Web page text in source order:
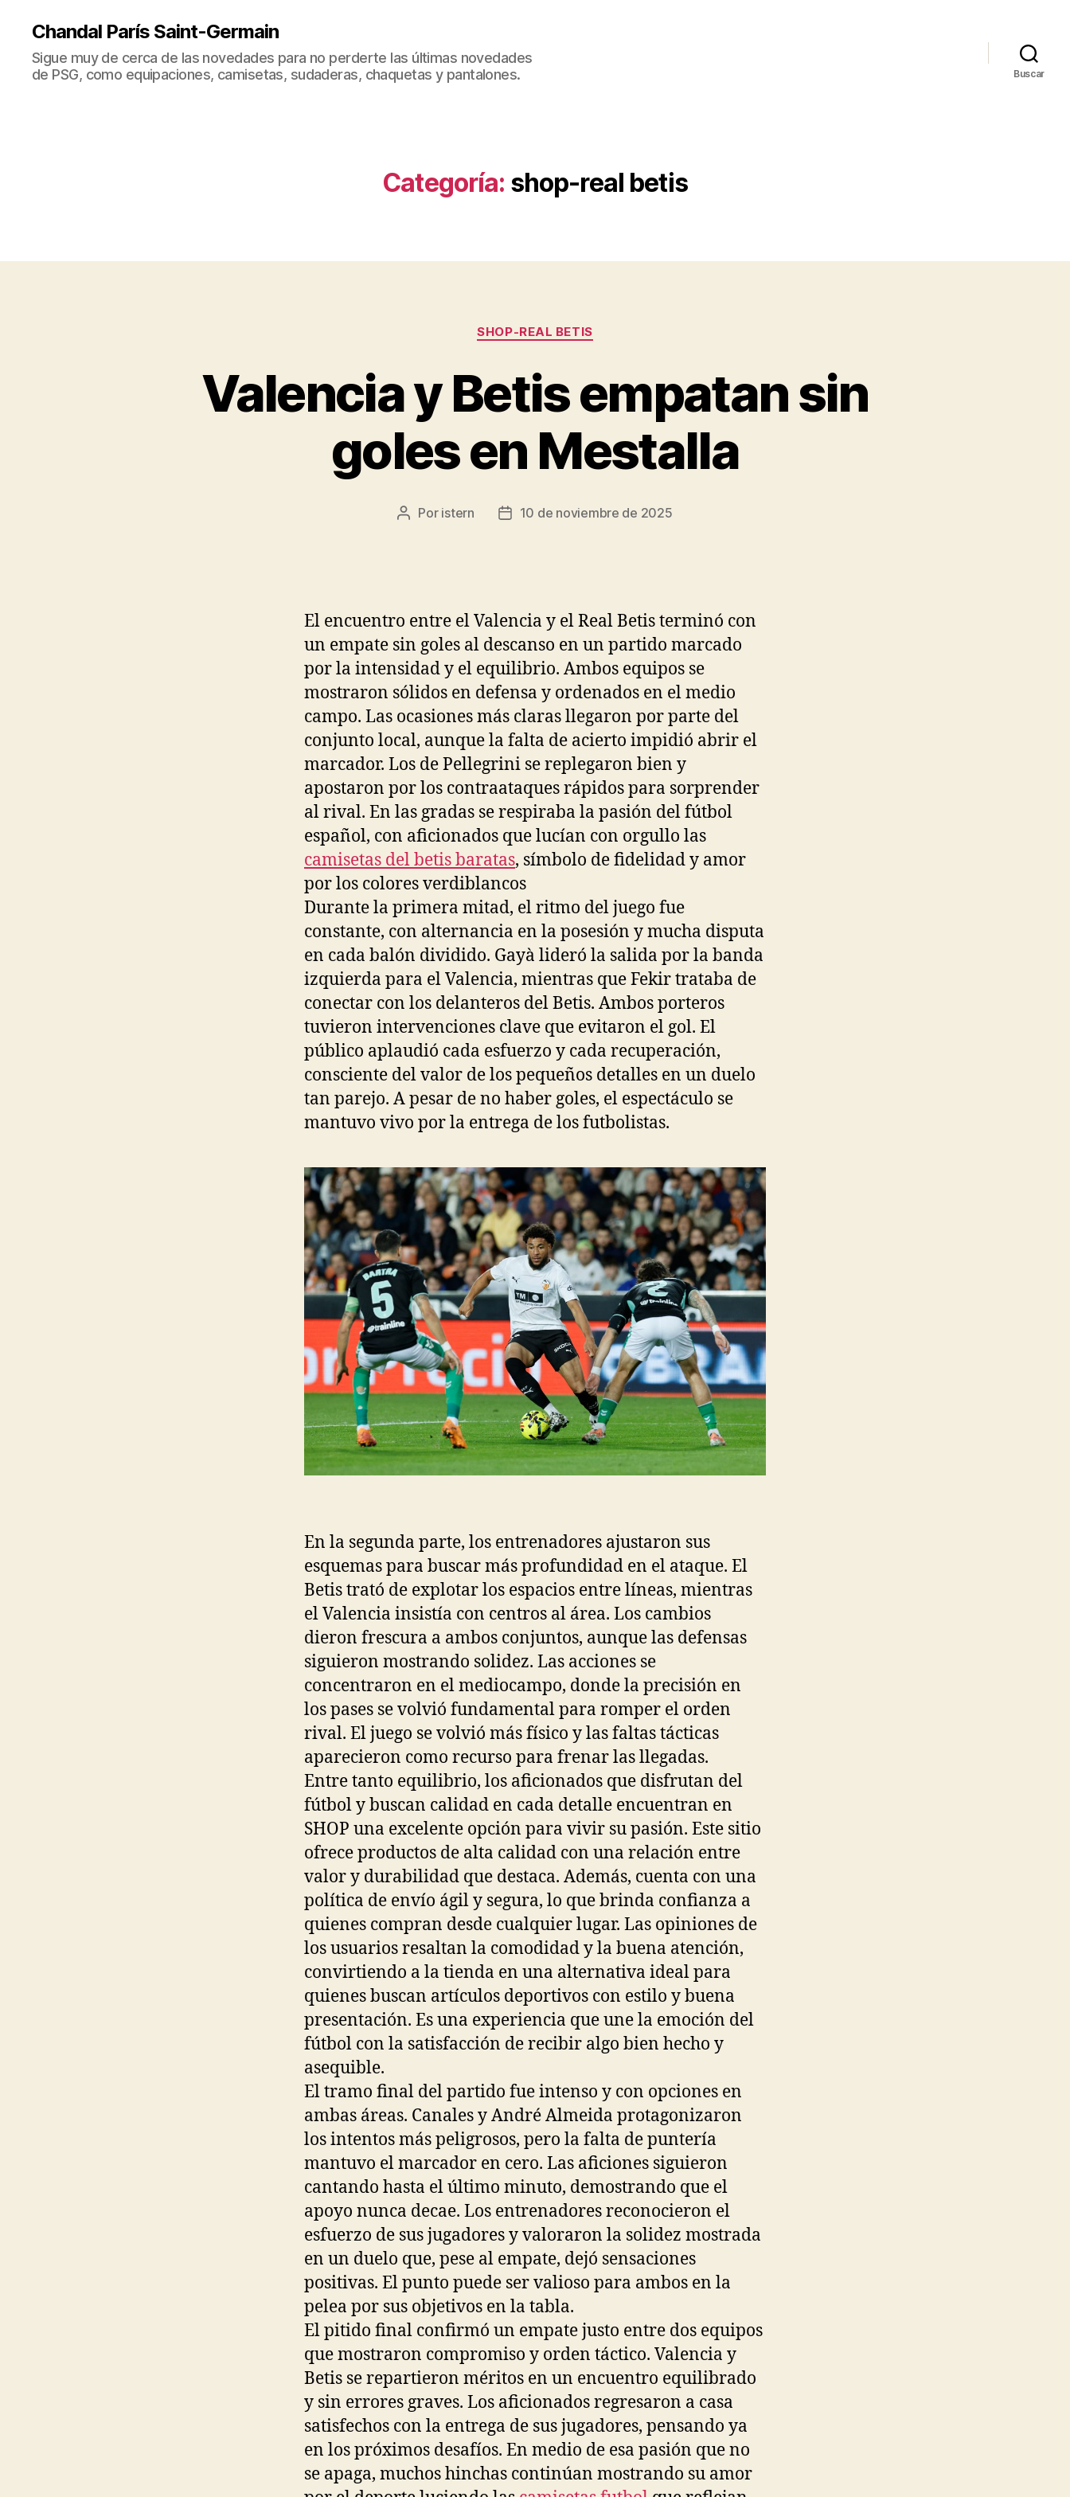
Chandal París Saint-Germain
Sigue muy de cerca de las novedades para no perderte las últimas novedades
de PSG, como equipaciones, camisetas, sudaderas, chaquetas y pantalones.
Buscar
Categoría: shop-real betis
Categorías
SHOP-REAL BETIS
Valencia y Betis empatan sin
goles en Mestalla
Autor
Por istern
Fecha10 de noviembre de 2025
El encuentro entre el Valencia y el Real Betis terminó con
un empate sin goles al descanso en un partido marcado
por la intensidad y el equilibrio. Ambos equipos se
mostraron sólidos en defensa y ordenados en el medio
campo. Las ocasiones más claras llegaron por parte del
conjunto local, aunque la falta de acierto impidió abrir el
marcador. Los de Pellegrini se replegaron bien y
apostaron por los contraataques rápidos para sorprender
al rival. En las gradas se respiraba la pasión del fútbol
español, con aficionados que lucían con orgullo las
camisetas del betis baratas, símbolo de fidelidad y amor
por los colores verdiblancos
Durante la primera mitad, el ritmo del juego fue
constante, con alternancia en la posesión y mucha disputa
en cada balón dividido. Gayà lideró la salida por la banda
izquierda para el Valencia, mientras que Fekir trataba de
conectar con los delanteros del Betis. Ambos porteros
tuvieron intervenciones clave que evitaron el gol. El
público aplaudió cada esfuerzo y cada recuperación,
consciente del valor de los pequeños detalles en un duelo
tan parejo. A pesar de no haber goles, el espectáculo se
mantuvo vivo por la entrega de los futbolistas.
En la segunda parte, los entrenadores ajustaron sus
esquemas para buscar más profundidad en el ataque. El
Betis trató de explotar los espacios entre líneas, mientras
el Valencia insistía con centros al área. Los cambios
dieron frescura a ambos conjuntos, aunque las defensas
siguieron mostrando solidez. Las acciones se
concentraron en el mediocampo, donde la precisión en
los pases se volvió fundamental para romper el orden
rival. El juego se volvió más físico y las faltas tácticas
aparecieron como recurso para frenar las llegadas.
Entre tanto equilibrio, los aficionados que disfrutan del
fútbol y buscan calidad en cada detalle encuentran en
SHOP una excelente opción para vivir su pasión. Este sitio
ofrece productos de alta calidad con una relación entre
valor y durabilidad que destaca. Además, cuenta con una
política de envío ágil y segura, lo que brinda confianza a
quienes compran desde cualquier lugar. Las opiniones de
los usuarios resaltan la comodidad y la buena atención,
convirtiendo a la tienda en una alternativa ideal para
quienes buscan artículos deportivos con estilo y buena
presentación. Es una experiencia que une la emoción del
fútbol con la satisfacción de recibir algo bien hecho y
asequible.
El tramo final del partido fue intenso y con opciones en
ambas áreas. Canales y André Almeida protagonizaron
los intentos más peligrosos, pero la falta de puntería
mantuvo el marcador en cero. Las aficiones siguieron
cantando hasta el último minuto, demostrando que el
apoyo nunca decae. Los entrenadores reconocieron el
esfuerzo de sus jugadores y valoraron la solidez mostrada
en un duelo que, pese al empate, dejó sensaciones
positivas. El punto puede ser valioso para ambos en la
pelea por sus objetivos en la tabla.
El pitido final confirmó un empate justo entre dos equipos
que mostraron compromiso y orden táctico. Valencia y
Betis se repartieron méritos en un encuentro equilibrado
y sin errores graves. Los aficionados regresaron a casa
satisfechos con la entrega de sus jugadores, pensando ya
en los próximos desafíos. En medio de esa pasión que no
se apaga, muchos hinchas continúan mostrando su amor